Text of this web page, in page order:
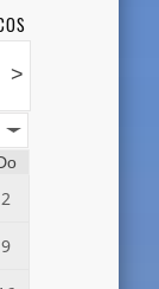
>
2
9